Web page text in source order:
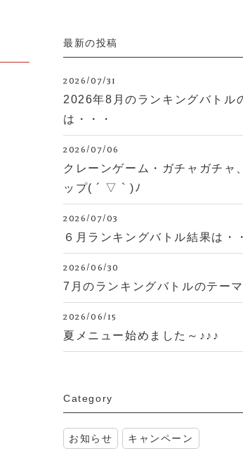
最新の投稿
2026/07/31
2026年8月のランキングバトル
は・・・
2026/07/06
クレーンゲーム・ガチャガチャ
ップ( ´ ▽ ` )ﾉ
2026/07/03
６月ランキングバトル結果は・
2026/06/30
7月のランキングバトルのテーマ
2026/06/15
夏メニュー始めました～♪♪♪
Category
お知らせ キャンペーン